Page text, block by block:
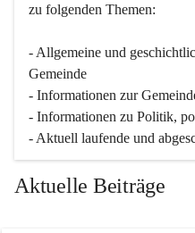
zu folgenden Themen:
- Allgemeine und
Gemeinde
- Informationen zur
- Informationen zu Politik,
- Aktuell laufende und
Aktuelle Beiträge